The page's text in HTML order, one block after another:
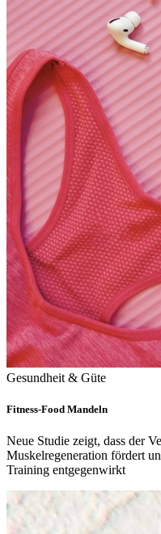
Gesundheit & Güte
Fitness-Food Mandeln
Neue Studie zeigt, dass der
Muskelregeneration fördert
Training entgegenwirkt